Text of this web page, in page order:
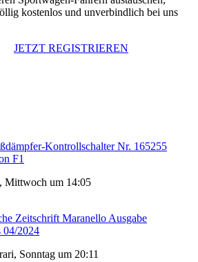
kostenlos und unverbindlich bei uns
JETZT REGISTRIEREN
Kontrollschalter Nr. 165255
F1
Mittwoch um 14:05
Zeitschrift Maranello Ausgabe
04/2024
Sonntag um 20:11